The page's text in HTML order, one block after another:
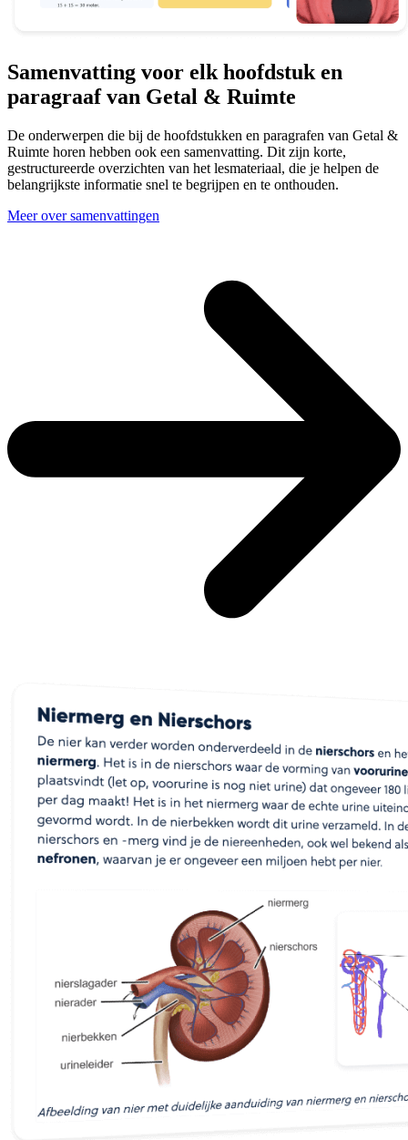
Samenvatting voor elk hoofdstuk en
paragraaf van Getal & Ruimte
De onderwerpen die bij de hoofdstukken en paragrafen van Getal &
Ruimte horen hebben ook een samenvatting. Dit zijn korte,
gestructureerde overzichten van het lesmateriaal, die je helpen de
belangrijkste informatie snel te begrijpen en te onthouden.
Meer over samenvattingen